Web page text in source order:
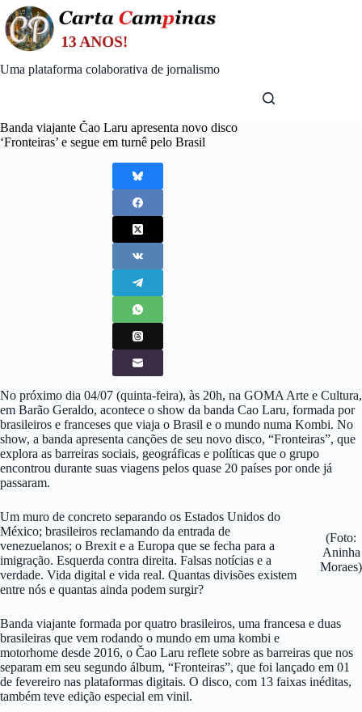
Skip
to
content
Uma plataforma colaborativa de jornalismo
Banda viajante Čao Laru apresenta novo disco
‘Fronteiras’ e segue em turnê pelo Brasil
No próximo dia 04/07 (quinta-feira), às 20h, na GOMA Arte e Cultura,
em Barão Geraldo, acontece o show da banda Cao Laru, formada por
brasileiros e franceses que viaja o Brasil e o mundo numa Kombi. No
show, a banda apresenta canções de seu novo disco, “Fronteiras”, que
explora as barreiras sociais, geográficas e políticas que o grupo
encontrou durante suas viagens pelos quase 20 países por onde já
passaram.
(Foto:
Aninha
Moraes)
Um muro de concreto separando os Estados Unidos do
México; brasileiros reclamando da entrada de
venezuelanos; o Brexit e a Europa que se fecha para a
imigração. Esquerda contra direita. Falsas notícias e a
verdade. Vida digital e vida real. Quantas divisões existem
entre nós e quantas ainda podem surgir?
Banda viajante formada por quatro brasileiros, uma francesa e duas
brasileiras que vem rodando o mundo em uma kombi e
motorhome desde 2016, o Čao Laru reflete sobre as barreiras que nos
separam em seu segundo álbum, “Fronteiras”, que foi lançado em 01
de fevereiro nas plataformas digitais. O disco, com 13 faixas inéditas,
também teve edição especial em vinil.